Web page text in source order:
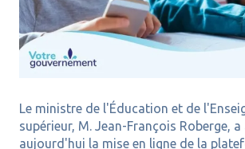
Le ministre de l'Éducation et de
supérieur, M. Jean-François Roberge,
aujourd'hui la mise en ligne de la